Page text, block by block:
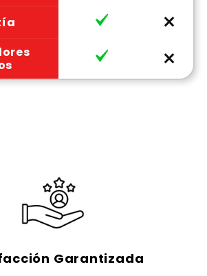
Garantizada